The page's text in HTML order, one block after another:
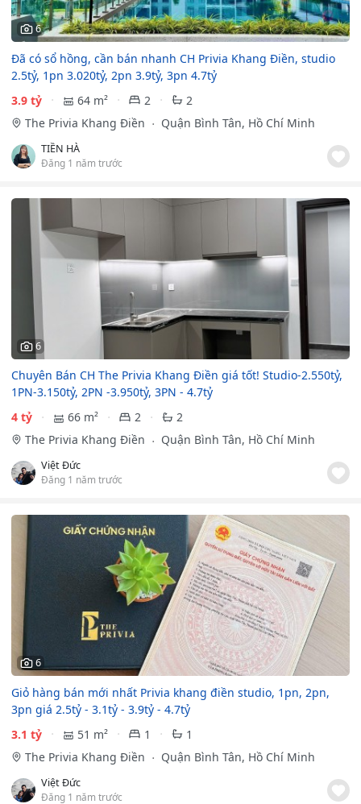
6
Đã có sổ hồng, cần bán nhanh CH Privia Khang Điền, studio
2.5tỷ, 1pn 3.020tỷ, 2pn 3.9tỷ, 3pn 4.7tỷ
3.9 tỷ
64 m² 2
2
The Privia Khang Điền
Quận Bình Tân, Hồ Chí Minh
TIỀN HÀ
Đăng 1 năm trước
6
Chuyên Bán CH The Privia Khang Điền giá tốt! Studio-2.550tỷ,
1PN-3.150tỷ, 2PN -3.950tỷ, 3PN - 4.7tỷ
4 tỷ
66 m² 2
2
The Privia Khang Điền
Quận Bình Tân, Hồ Chí Minh
Việt Đức
Đăng 1 năm trước
6
Giỏ hàng bán mới nhất Privia khang điền studio, 1pn, 2pn,
3pn giá 2.5tỷ - 3.1tỷ - 3.9tỷ - 4.7tỷ
3.1 tỷ
51 m² 1
1
The Privia Khang Điền
Quận Bình Tân, Hồ Chí Minh
Việt Đức
Đăng 1 năm trước